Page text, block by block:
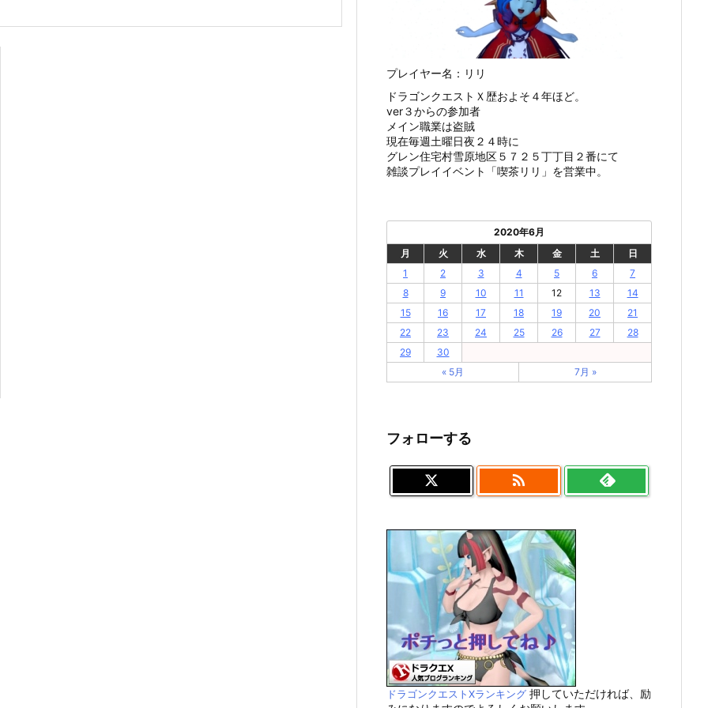
プレイヤー名：リリ
ドラゴンクエストＸ歴およそ４年ほど。
ver３からの参加者
メイン職業は盗賊
現在毎週土曜日夜２４時に
グレン住宅村雪原地区５７２５丁丁目２番にて
雑談プレイイベント「喫茶リリ」を営業中。
2020年6月
月
火 水 木 金 土
日
1
2 3 4 5 6
7
8
9 10 11 12 13
14
15
16 17 18 19 20
21
22
23 24 25 26 27
28
29
30
« 5月
7月 »
フォローする

ドラゴンクエストXランキング 押していただければ、励